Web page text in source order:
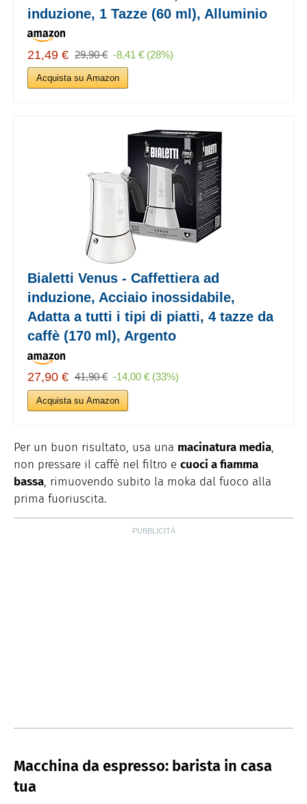
induzione, 1 Tazze (60 ml), Alluminio
21,49 € 29,90 € -8,41 € (28%)
Acquista su Amazon
Bialetti Venus - Caffettiera ad
induzione, Acciaio inossidabile,
Adatta a tutti i tipi di piatti, 4 tazze da
caffè (170 ml), Argento
27,90 € 41,90 € -14,00 € (33%)
Acquista su Amazon
Per un buon risultato, usa una macinatura media,
non pressare il caffè nel filtro e cuoci a fiamma
bassa, rimuovendo subito la moka dal fuoco alla
prima fuoriuscita.
Macchina da espresso: barista in casa
tua